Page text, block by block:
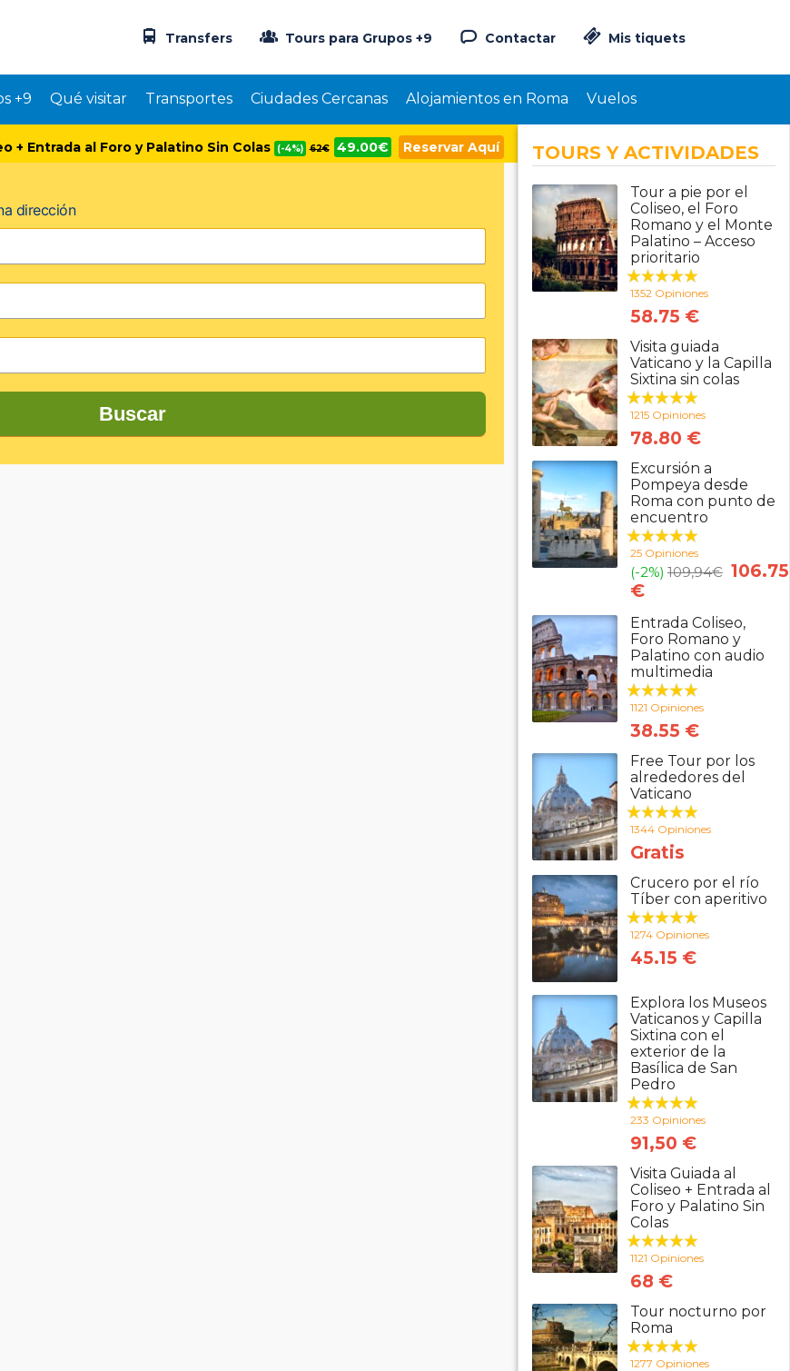
+ Entrada al Foro y Palatino Sin Colas (-4%) 62€ 49.00€ Reservar Aquí
Mis tiquets
Contactar
Tours para Grupos +9
Transfers
+9 Qué visitar Transportes Ciudades Cercanas Alojamientos en Roma Vuelos
TOURS Y ACTIVIDADES
Tour a pie por el
Coliseo, el Foro
Romano y el Monte
Palatino – Acceso
prioritario
1352 Opiniones
58.75 €
Visita guiada
Vaticano y la Capilla
Sixtina sin colas
1215 Opiniones
78.80 €
Excursión a
Pompeya desde
Roma con punto de
encuentro
25 Opiniones
(-2%) 109,94€ 106.75
€
Entrada Coliseo,
Foro Romano y
Palatino con audio
multimedia
1121 Opiniones
38.55 €
Free Tour por los
alrededores del
Vaticano
1344 Opiniones
Gratis
Crucero por el río
Tíber con aperitivo
1274 Opiniones
45.15 €
Explora los Museos
Vaticanos y Capilla
Sixtina con el
exterior de la
Basílica de San
Pedro
233 Opiniones
91,50 €
Visita Guiada al
Coliseo + Entrada al
Foro y Palatino Sin
Colas
1121 Opiniones
68 €
Tour nocturno por
Roma
1277 Opiniones